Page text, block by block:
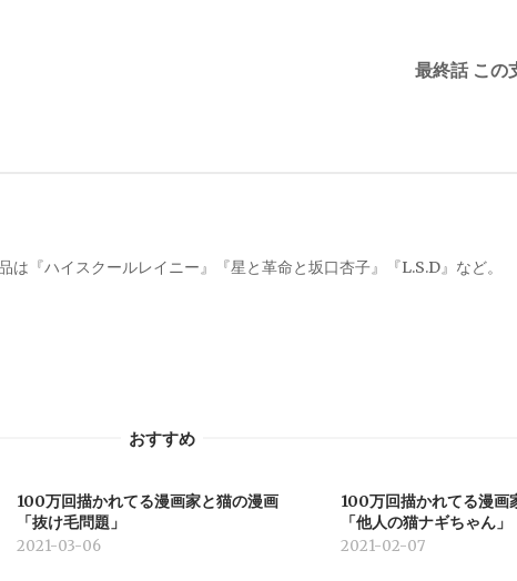
最終話 この
は『ハイスクールレイニー』『星と革命と坂口杏子』『L.S.D』など。
おすすめ
100万回描かれてる漫画家と猫の漫画
「抜け毛問題」
2021-03-06
100万回描かれてる漫画
「他人の猫ナギちゃん」
2021-02-07